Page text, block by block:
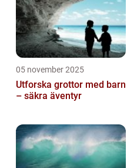
05 november 2025
Utforska grottor med barn
– säkra äventyr